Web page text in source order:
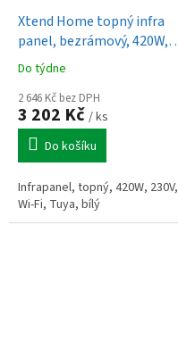
Xtend Home topný infra
panel, bezrámový, 420W,
230V, bílý, Wi-Fi, Tuya
Do týdne
2 646 Kč bez DPH
3 202 Kč / ks
Do košíku
Infrapanel, topný, 420W, 230V,
Wi-Fi, Tuya, bílý